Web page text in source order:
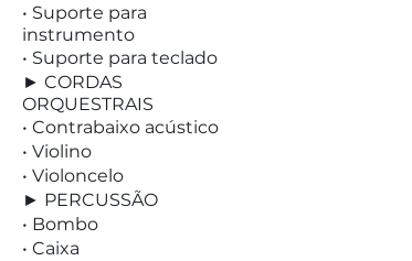
• Suporte para
instrumento
• Suporte para teclado
► CORDAS
ORQUESTRAIS
• Contrabaixo acústico
• Violino
• Violoncelo
► PERCUSSÃO
• Bombo
• Caixa